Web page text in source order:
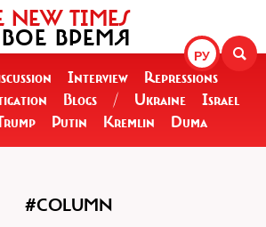
РУ
NEW TIMES
ВРЕМЯ
Interview
Repressions
Blogs / Ukraine
Israel
Putin Kremlin Duma
#COLUMN